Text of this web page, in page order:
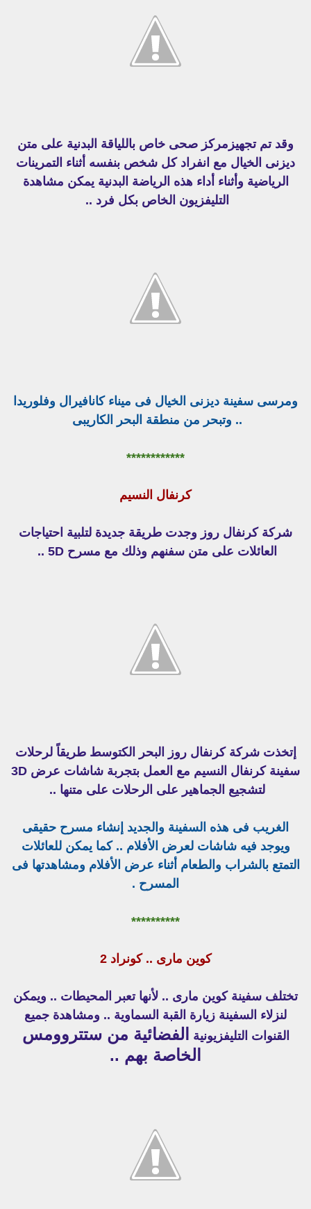
وقد تم تجهيزمركز صحى خاص باللياقة البدنية على متن
ديزنى الخيال مع انفراد كل شخص بنفسه أثناء التمرينات
الرياضية وأثناء أداء هذه الرياضة البدنية يمكن مشاهدة
التليفزيون الخاص بكل فرد ..
ومرسى سفينة ديزنى الخيال فى ميناء كانافيرال وفلوريدا
.. وتبحر من منطقة البحر الكاريبى
************
كرنفال النسيم
شركة كرنفال روز وجدت طريقة جديدة لتلبية احتياجات
العائلات على متن سفنهم وذلك مع مسرح 5D ..
إتخذت شركة كرنفال روز البحر الكتوسط طريقاً لرحلات
سفينة كرنفال النسيم مع العمل بتجربة شاشات عرض 3D
لتشجيع الجماهير على الرحلات على متنها ..
الغريب فى هذه السفينة والجديد إنشاء مسرح حقيقى
ويوجد فيه شاشات لعرض الأفلام .. كما يمكن للعائلات
التمتع بالشراب والطعام أثناء عرض الأفلام ومشاهدتها فى
المسرح .
**********
كوين مارى .. كونراد 2
تختلف سفينة كوين مارى .. لأنها تعبر المحيطات .. ويمكن
لنزلاء السفينة زيارة القبة السماوية .. ومشاهدة جميع
القنوات التليفزيونية
الفضائية من ستتروومس
الخاصة بهم ..